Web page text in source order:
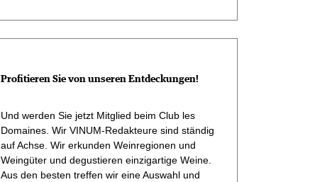
Profitieren Sie von unseren Entdeckungen!
Und werden Sie jetzt Mitglied beim Club les
Domaines. Wir VINUM-Redakteure sind ständig
auf Achse. Wir erkunden Weinregionen und
Weingüter und degustieren einzigartige Weine.
Aus den besten treffen wir eine Auswahl und